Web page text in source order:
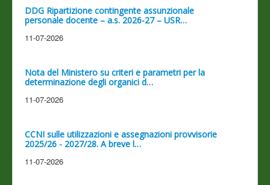
DDG Ripartizione contingente assunzionale
personale docente – a.s. 2026-27 – USR…
11-07-2026
Nota del Ministero su criteri e parametri per la
determinazione degli organici d…
11-07-2026
CCNI sulle utilizzazioni e assegnazioni provvisorie
2025/26 - 2027/28. A breve l…
11-07-2026